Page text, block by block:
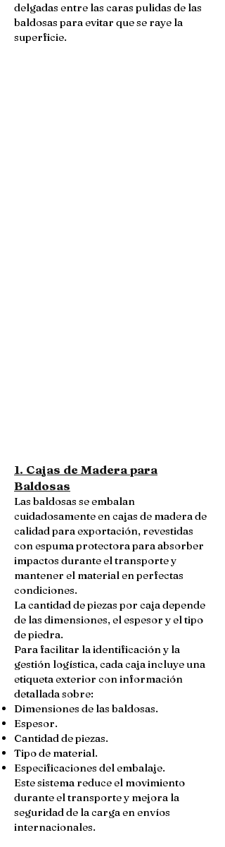
delgadas entre las caras pulidas de las
baldosas para evitar que se raye la
superficie.
1. Cajas de Madera para
Baldosas
Las baldosas se embalan
cuidadosamente en cajas de madera de
calidad para exportación, revestidas
con espuma protectora para absorber
impactos durante el transporte y
mantener el material en perfectas
condiciones.
La cantidad de piezas por caja depende
de las dimensiones, el espesor y el tipo
de piedra.
Para facilitar la identificación y la
gestión logística, cada caja incluye una
etiqueta exterior con información
detallada sobre:
Dimensiones de las baldosas.
Espesor.
Cantidad de piezas.
Tipo de material.
Especificaciones del embalaje.
Este sistema reduce el movimiento
durante el transporte y mejora la
seguridad de la carga en envíos
internacionales.